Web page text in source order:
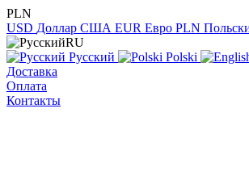
PLN
USD Доллар США EUR Евро PLN
RU
Русский
Polski
Доставка
Оплата
Контакты